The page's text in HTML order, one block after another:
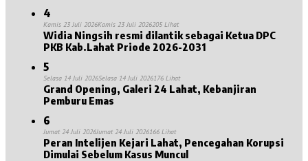
4
Kamis 23 Juli 2026Kamis 23 Juli 2026205 Lihat
Widia Ningsih resmi dilantik sebagai Ketua DPC
PKB Kab.Lahat Priode 2026-2031
5
Selasa 14 Juli 2026Selasa 14 Juli 2026176 Lihat
Grand Opening, Galeri 24 Lahat, Kebanjiran
Pemburu Emas
6
Jumat 24 Juli 2026Jumat 24 Juli 2026166 Lihat
Peran Intelijen Kejari Lahat, Pencegahan Korupsi
Dimulai Sebelum Kasus Muncul